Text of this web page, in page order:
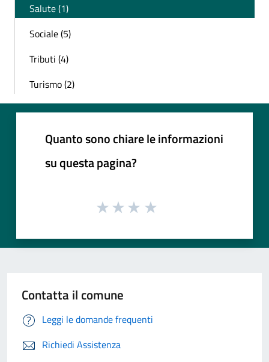
Salute (1)
Sociale (5)
Tributi (4)
Turismo (2)
Quanto sono chiare le informazioni
su questa pagina?
Contatta il comune
Leggi le domande frequenti
Richiedi Assistenza